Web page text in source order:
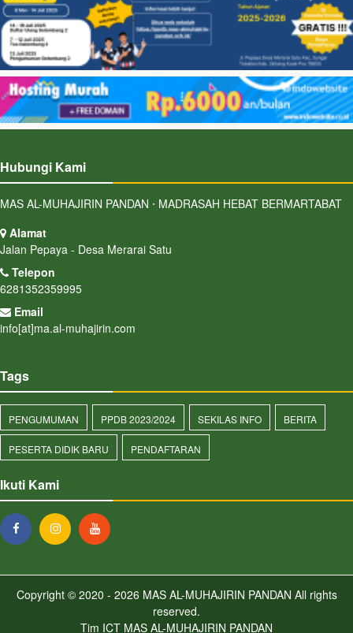
Hubungi Kami
MAS AL-MUHAJIRIN PANDAN ⋅ MADRASAH HEBAT BERMARTABAT
Alamat
Jalan Pepaya - Desa Merarai Satu
Telepon
6281352359995
Email
info[at]ma.al-muhajirin.com
Tags
PENGUMUMAN PPDB 2023/2024 SEKILAS INFO BERITA
PESERTA DIDIK BARU PENDAFTARAN
Ikuti Kami
Copyright © 2020 - 2026 MAS AL-MUHAJIRIN PANDAN All rights
reserved.
Tim ICT MAS AL-MUHAJIRIN PANDAN